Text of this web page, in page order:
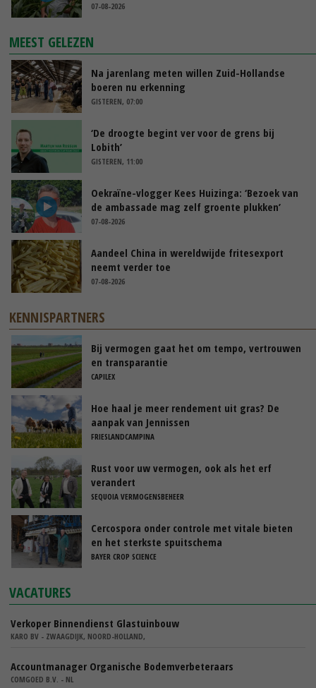
07-08-2026
MEEST GELEZEN
Na jarenlang meten willen Zuid-Hollandse
boeren nu erkenning
GISTEREN, 07:00
‘De droogte begint ver voor de grens bij
Lobith’
GISTEREN, 11:00
Oekraïne-vlogger Kees Huizinga: ‘Bezoek van
de ambassade mag zelf groente plukken’
07-08-2026
Aandeel China in wereldwijde fritesexport
neemt verder toe
07-08-2026
KENNISPARTNERS
Bij vermogen gaat het om tempo, vertrouwen
en transparantie
CAPILEX
Hoe haal je meer rendement uit gras? De
aanpak van Jennissen
FRIESLANDCAMPINA
Rust voor uw vermogen, ook als het erf
verandert
SEQUOIA VERMOGENSBEHEER
Cercospora onder controle met vitale bieten
en het sterkste spuitschema
BAYER CROP SCIENCE
VACATURES
Verkoper Binnendienst Glastuinbouw
KARO BV - ZWAAGDIJK, NOORD-HOLLAND,
Accountmanager Organische Bodemverbeteraars
COMGOED B.V. - NL